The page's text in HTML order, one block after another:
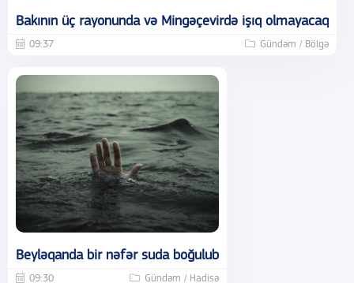
Bakının üç rayonunda və Mingəçevirdə işıq olmayacaq
09:37 Gündəm / Bölgə
Beyləqanda bir nəfər suda boğulub
09:30 Gündəm / Hadisə